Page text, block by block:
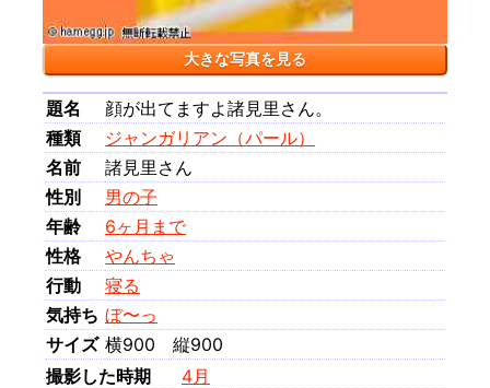
大きな写真を見る
題名
顔が出てますよ諸見里さん。
種類
ジャンガリアン（パール）
名前
諸見里さん
性別
男の子
年齢
6ヶ月まで
性格
やんちゃ
行動
寝る
気持ち ぼ〜っ
サイズ 横900 縦900
撮影した時期
4月